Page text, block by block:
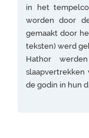
in het
worden door
gemaakt door
teksten) werd
Hathor
de godin in hun